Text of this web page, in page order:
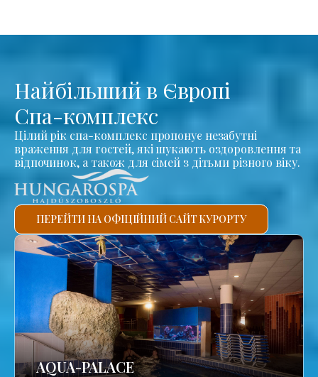
Найбільший в Європі
Спа-комплекс
Цілий рік спа-комплекс пропонує незабутні
враження для гостей, які шукають оздоровлення та
відпочинок, а також для сімей з дітьми різного віку.
ПЕРЕЙТИ НА ОФІЦІЙНИЙ САЙТ КУРОРТУ
AQUA-PALACE